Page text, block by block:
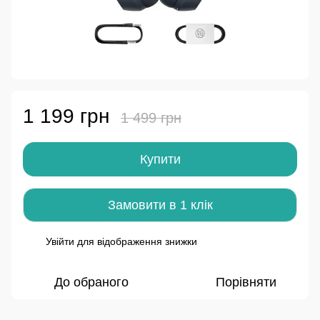
1 199 грн 1 499 грн
Купити
Замовити в 1 клік
Увійти для відображення знижки
До обраного Порівняти